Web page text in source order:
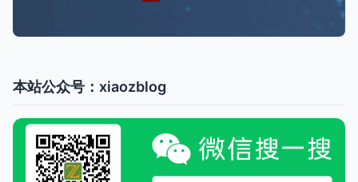
本站公众号：xiaozblog